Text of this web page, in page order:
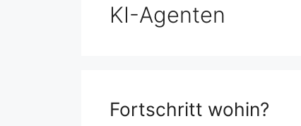
KI-Agenten
Fortschritt wohin?